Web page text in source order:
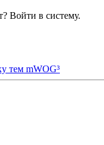
Войти в систему.
тем mWOG³